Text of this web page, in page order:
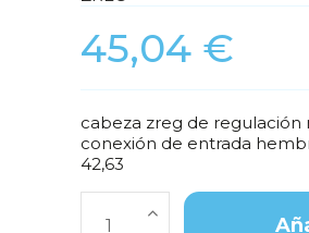
45,04 €
cabeza zreg de regulación
conexión de entrada
42,63